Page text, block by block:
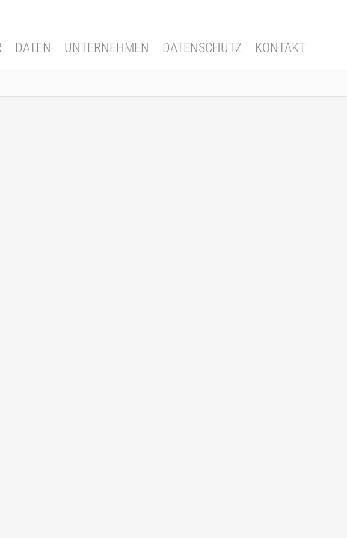
DATEN UNTERNEHMEN DATENSCHUTZ KONTAKT